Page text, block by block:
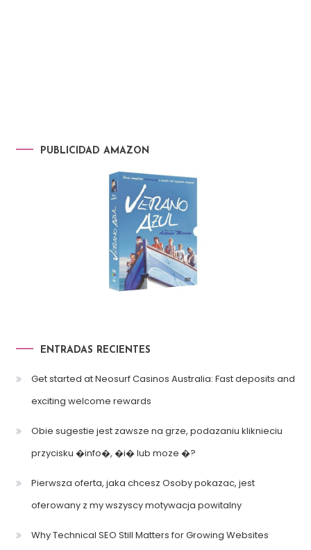
PUBLICIDAD AMAZON
ENTRADAS RECIENTES
Get started at Neosurf Casinos Australia: Fast deposits and
exciting welcome rewards
Obie sugestie jest zawsze na grze, podazaniu kliknieciu
przycisku �info�, �i� lub moze �?
Pierwsza oferta, jaka chcesz Osoby pokazac, jest
oferowany z my wszyscy motywacja powitalny
Why Technical SEO Still Matters for Growing Websites